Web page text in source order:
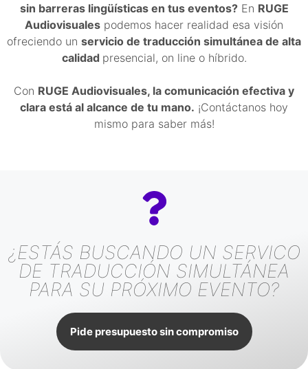
sin barreras lingüísticas en tus eventos?En RUGE
Audiovisuales podemos hacer realidad esa visión
ofreciendo un servicio de traducción simultánea de alta
calidad presencial, on line o híbrido.
Con RUGE Audiovisuales, la comunicación efectiva y
clara está al alcance de tu mano. ¡Contáctanos hoy
mismo para saber más!
¿ESTÁS BUSCANDO UN SERVICO
DE TRADUCCIÓN SIMULTÁNEA
PARA SU PRÓXIMO EVENTO?
Pide presupuesto sin compromiso